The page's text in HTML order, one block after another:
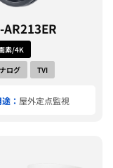
素/4K
ログ
TVI
： 屋外定点監視